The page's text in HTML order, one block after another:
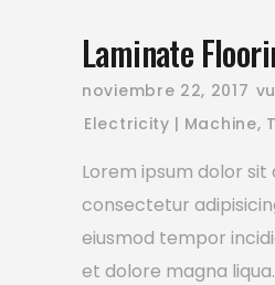
Laminate
noviembre 22, 2017
Electricity
Machine,
Lorem ipsum dolor sit
consectetur
eiusmod tempor
et dolore magna